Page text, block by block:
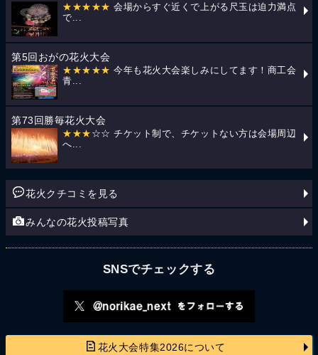
★★★★★ 会場からすぐ近くで上がる尺玉は迫力満点
で...
第5回おがの花火大会
★★★★★ 今年も花火大会楽しみにしてます！商工会
青...
第73回勝毎花火大会
★★★ ☆☆ チケット制で、チケットない方は会場周辺
へ...
花火クチコミを見る
みんなの花火投稿写真
SNSでチェックする
花火大会特集2026について